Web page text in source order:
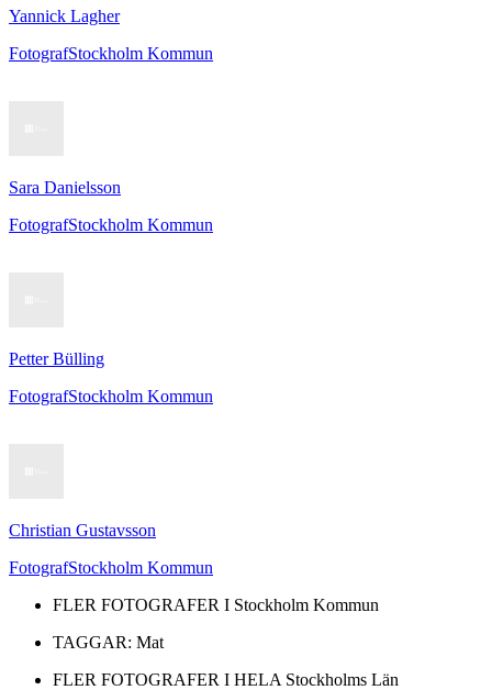
Yannick Lagher
FotografStockholm Kommun
Sara Danielsson
FotografStockholm Kommun
Petter Bülling
FotografStockholm Kommun
Christian Gustavsson
FotografStockholm Kommun
FLER FOTOGRAFER I Stockholm Kommun
TAGGAR: Mat
FLER FOTOGRAFER I HELA Stockholms Län